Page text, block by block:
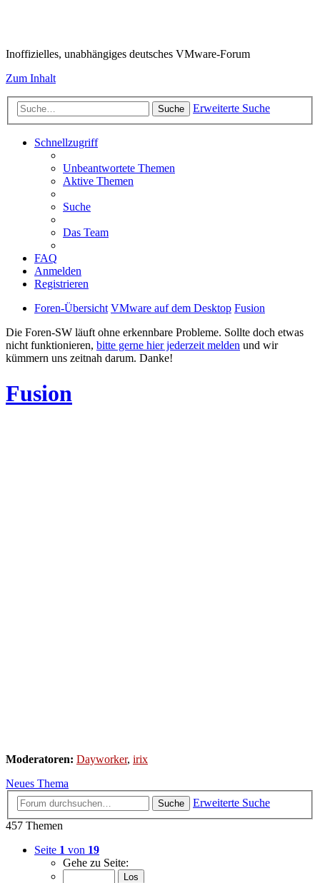
Inoffizielles, unabhängiges deutsches VMware-Forum
Zum Inhalt
Suche Erweiterte Suche
Schnellzugriff
Unbeantwortete Themen
Aktive Themen
Suche
Das Team
FAQ
Anmelden
Registrieren
Foren-Übersicht VMware auf dem Desktop Fusion
Die Foren-SW läuft ohne erkennbare Probleme. Sollte doch etwas
nicht funktionieren, bitte gerne hier jederzeit melden und wir
kümmern uns zeitnah darum. Danke!
Fusion
Moderatoren: Dayworker, irix
Neues Thema
Suche
Erweiterte Suche
457 Themen
Seite 1 von 19
Gehe zu Seite: